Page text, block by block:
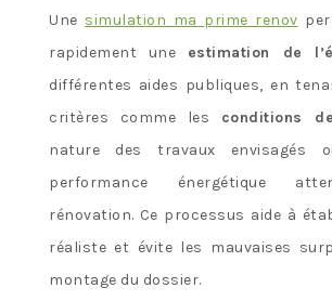
Une simulation ma prime renov
rapidement une estimation de
différentes aides publiques, en
critères comme les conditions
nature des travaux envisagés
performance énergétique
rénovation. Ce processus aide à
réaliste et évite les mauvaises
montage du dossier.